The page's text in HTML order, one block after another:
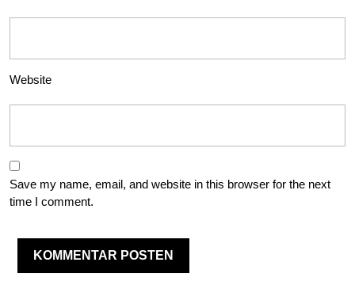
Website
Save my name, email, and website in this browser for the next
time I comment.